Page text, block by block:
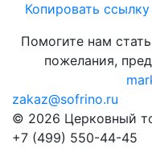
Копировать ссылку
Помогите нам
пожелания,
zakaz@sofrino.ru
© 2026 Церковный
+7 (499) 550-44-45